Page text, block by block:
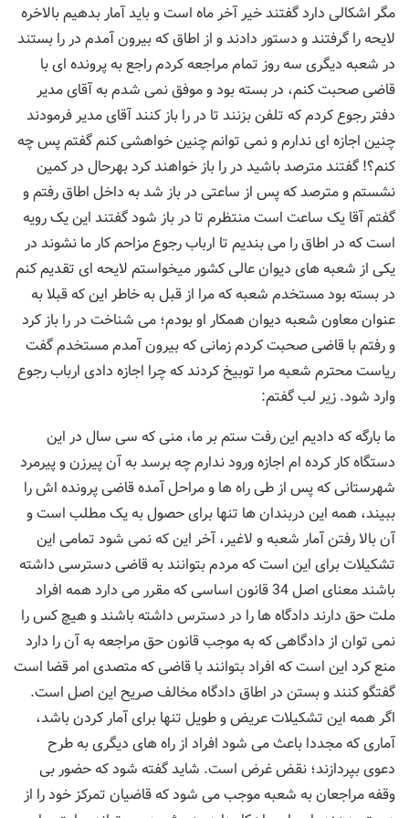
مگر اشکالی دارد گفتند خیر آخر ماه است و باید آمار بدهیم بالاخره
لایحه را گرفتند و دستور دادند و از اطاق که بیرون آمدم در را بستند
در شعبه دیگری سه روز تمام مراجعه کردم راجع به پرونده ای با
قاضی صحبت کنم، در بسته بود و موفق نمی شدم به آقای مدیر
دفتر رجوع کردم که تلفن بزنند تا در را باز کنند آقای مدیر فرمودند
چنین اجازه ای ندارم و نمی توانم چنین خواهشی کنم گفتم پس چه
کنم؟! گفتند مترصد باشید در را باز خواهند کرد بهرحال در کمین
نشستم و مترصد که پس از ساعتی در باز شد به داخل اطاق رفتم و
گفتم آقا یک ساعت است منتظرم تا در باز شود گفتند این یک رویه
است که در اطاق را می بندیم تا ارباب رجوع مزاحم کار ما نشوند در
یکی از شعبه های دیوان عالی کشور میخواستم لایحه ای تقدیم کنم
در بسته بود مستخدم شعبه که مرا از قبل به خاطر این که قبلا به
عنوان معاون شعبه دیوان همکار او بودم؛ می شناخت در را باز کرد
و رفتم با قاضی صحبت کردم زمانی که بیرون آمدم مستخدم گفت
ریاست محترم شعبه مرا توبیخ کردند که چرا اجازه دادی ارباب رجوع
وارد شود. زیر لب گفتم:
ما بارگه که دادیم این رفت ستم بر ما، منی که سی سال در این
دستگاه کار کرده ام اجازه ورود ندارم چه برسد به آن پیرزن و پیرمرد
شهرستانی که پس از طی راه ها و مراحل آمده قاضی پرونده اش را
ببیند، همه این دربندان ها تنها برای حصول به یک مطلب است و
آن بالا رفتن آمار شعبه و لاغیر، آخر این که نمی شود تمامی این
تشکیلات برای این است که مردم بتوانند به قاضی دسترسی داشته
باشند معنای اصل 34 قانون اساسی که مقرر می دارد همه افراد
ملت حق دارند دادگاه ها را در دسترس داشته باشند و هیچ کس را
نمی توان از دادگاهی که به موجب قانون حق مراجعه به آن را دارد
منع کرد این است که افراد بتوانند با قاضی که متصدی امر قضا است
گفتگو کنند و بستن در اطاق دادگاه مخالف صریح این اصل است.
اگر همه این تشکیلات عریض و طویل تنها برای آمار کردن باشد،
آماری که مجددا باعث می شود افراد از راه های دیگری به طرح
دعوی بپردازند؛ نقض غرض است. شاید گفته شود که حضور بی
وقفه مراجعان به شعبه موجب می شود که قاضیان تمرکز خود را از